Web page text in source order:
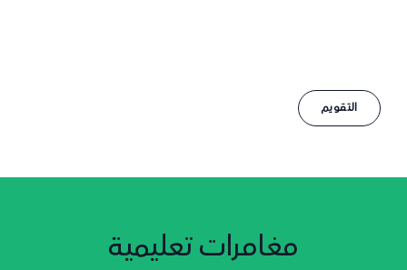
التقويم
مغامرات تعليمية